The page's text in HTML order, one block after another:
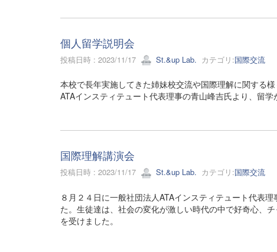
個人留学説明会
投稿日時 : 2023/11/17 St.&up Lab. カテゴリ:国際交流
本校で長年実施してきた姉妹校交流や国際理解に関する
ATAインスティテュート代表理事の青山峰吉氏より、留
国際理解講演会
投稿日時 : 2023/11/17 St.&up Lab. カテゴリ:国際交流
８月２４日に一般社団法人ATAインスティテュート代表
た。生徒達は、社会の変化が激しい時代の中で好奇心、
を受けました。